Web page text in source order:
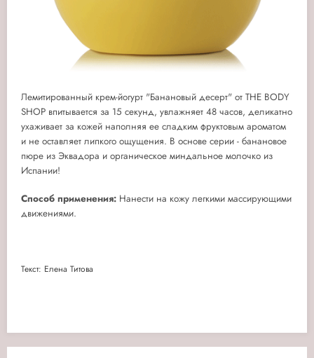
Лемитированный крем-йогурт "Банановый десерт" от THE BODY
SHOP впитывается за 15 секунд, увлажняет 48 часов, деликатно
ухаживает за кожей наполняя ее сладким фруктовым ароматом
и не оставляет липкого ощущения. В основе серии - банановое
пюре из Эквадора и органическое миндальное молочко из
Испании!
Способ применения: Нанести на кожу легкими массирующими
движениями.
Текст: Елена Титова